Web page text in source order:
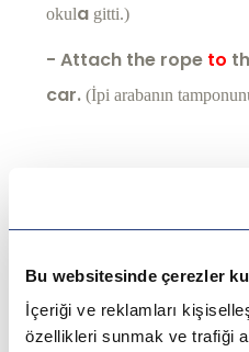
Bu websitesinde çerezler
İçeriği ve reklamları
özellikleri sunmak ve trafiği
okula gitti.)
- Attach the rope to
car. (İpi arabanın
-The dog isunderthe
sıranınaltındadır
- Put itunderthe